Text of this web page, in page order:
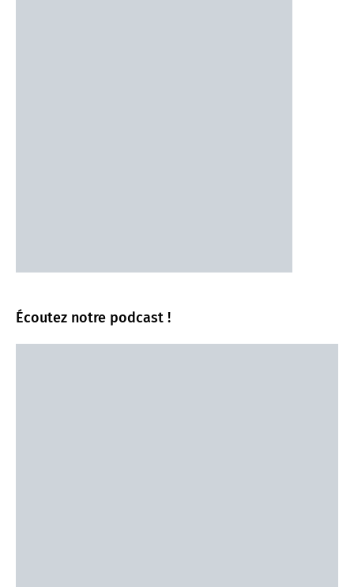
Écoutez notre podcast !